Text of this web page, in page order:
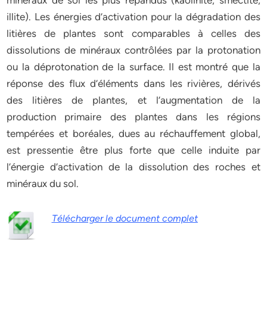
illite). Les énergies d’activation pour la dégradation des
litières de plantes sont comparables à celles des
dissolutions de minéraux contrôlées par la protonation
ou la déprotonation de la surface. Il est montré que la
réponse des flux d’éléments dans les rivières, dérivés
des litières de plantes, et l’augmentation de la
production primaire des plantes dans les régions
tempérées et boréales, dues au réchauffement global,
est pressentie être plus forte que celle induite par
l’énergie d’activation de la dissolution des roches et
minéraux du sol.
Télécharger le document complet